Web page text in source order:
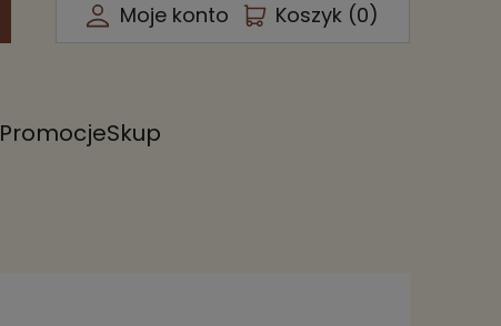
Moje konto Koszyk (0)
PromocjeSkup